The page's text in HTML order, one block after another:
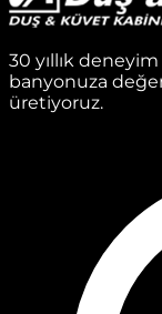
30 yıllık
banyonuza
üretiyoruz.